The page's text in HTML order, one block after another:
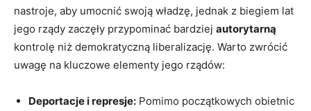
nastroje, aby umocnić swoją władzę, jednak z biegiem lat
jego rządy zaczęły przypominać bardziej autorytarną
kontrolę niż demokratyczną liberalizację. Warto zwrócić
uwagę na kluczowe elementy jego rządów:
Deportacje i represje: Pomimo początkowych obietnic